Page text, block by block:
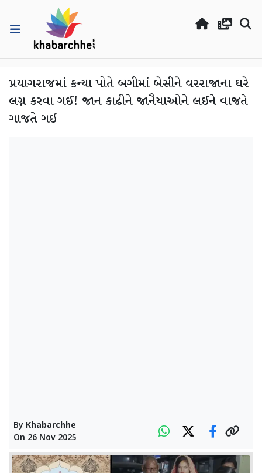
પ્રયાગરાજમાં કન્યા પોતે બગીમાં બેસીને વરરાજાના ઘરે
લગ્ન કરવા ગઈ! જાન કાઢીને જાનૈયાઓને લઈને વાજતે
ગાજતે ગઈ
By Khabarchhe
On 26 Nov 2025